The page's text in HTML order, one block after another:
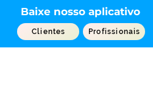
Baixe nosso aplicativo
Clientes Profissionais